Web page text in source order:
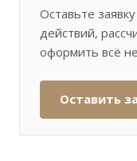
Оставьте
действий,
оформить всё
Оставить